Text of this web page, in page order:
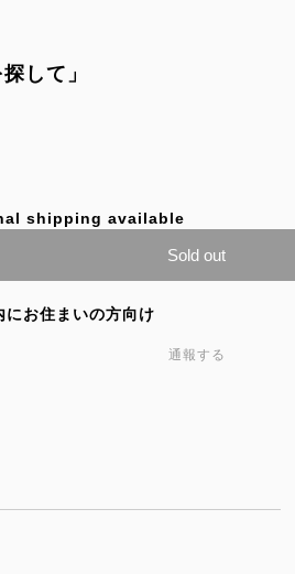
して」
shipping available
Sold out
にお住まいの方向け
通報する